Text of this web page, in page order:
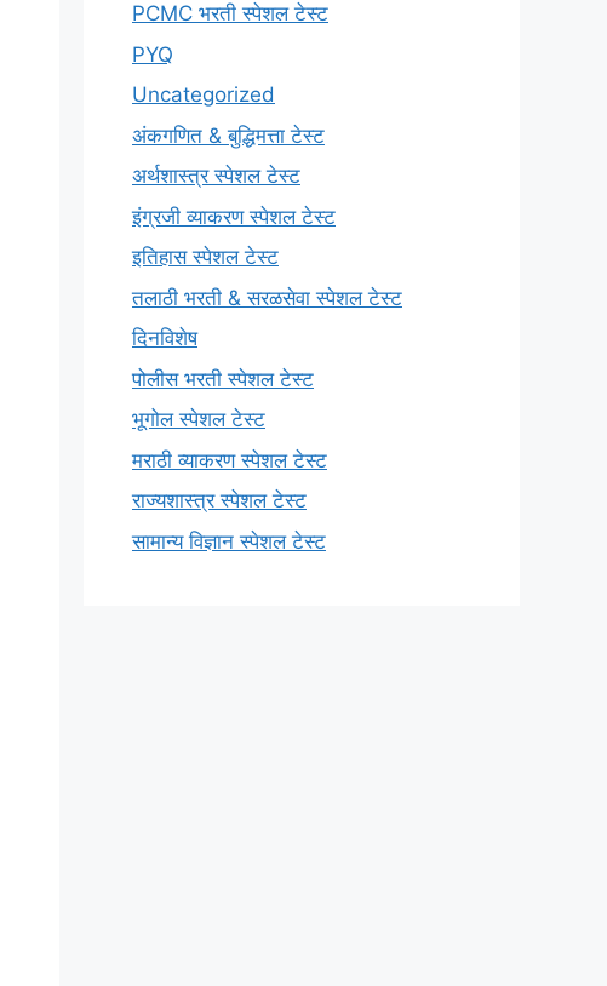
PCMC भरती स्पेशल टेस्ट
PYQ
Uncategorized
अंकगणित & बुद्धिमत्ता टेस्ट
अर्थशास्त्र स्पेशल टेस्ट
इंग्रजी व्याकरण स्पेशल टेस्ट
इतिहास स्पेशल टेस्ट
तलाठी भरती & सरळसेवा स्पेशल टेस्ट
दिनविशेष
पोलीस भरती स्पेशल टेस्ट
भूगोल स्पेशल टेस्ट
मराठी व्याकरण स्पेशल टेस्ट
राज्यशास्त्र स्पेशल टेस्ट
सामान्य विज्ञान स्पेशल टेस्ट